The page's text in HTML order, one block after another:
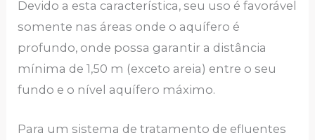
Devido a esta característica, seu uso é favorável
somente nas áreas onde o aquífero é
profundo, onde possa garantir a distância
mínima de 1,50 m (exceto areia) entre o seu
fundo e o nível aquífero máximo.
Para um sistema de tratamento de efluentes